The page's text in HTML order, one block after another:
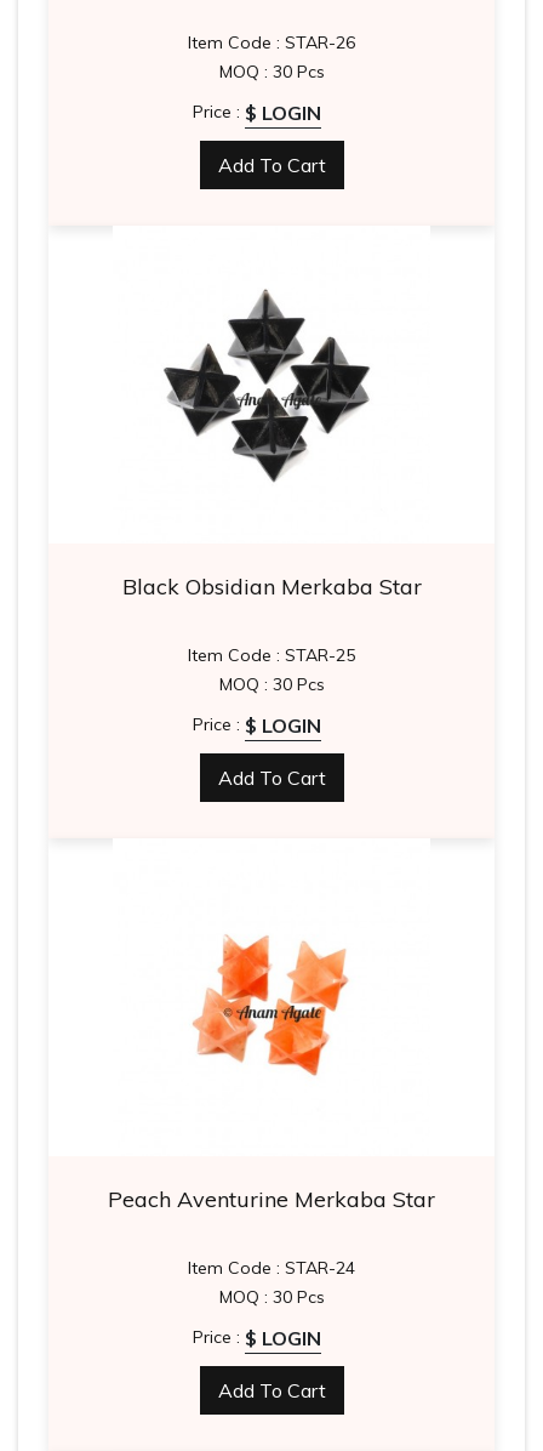
Item Code : STAR-26
MOQ : 30 Pcs
Price : $ LOGIN
Add To Cart
Black Obsidian Merkaba Star
Item Code : STAR-25
MOQ : 30 Pcs
Price : $ LOGIN
Add To Cart
Peach Aventurine Merkaba Star
Item Code : STAR-24
MOQ : 30 Pcs
Price : $ LOGIN
Add To Cart